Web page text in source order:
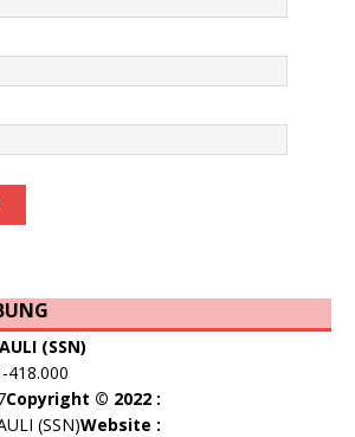
(SSN)
418.000
Copyright © 2022 :
(SSN)Website :